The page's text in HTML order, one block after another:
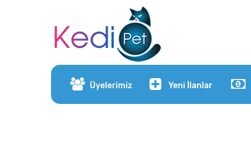
Üyelerimiz Yeni İlanlar